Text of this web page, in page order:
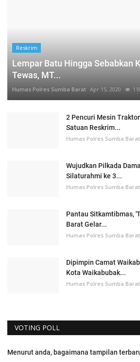
Reskrim
Lempar Batu Hingga Sebabkan
Tewas, MT...
Humas Polres Sumba Barat Apr 15, 2020
2 Pencuri Mesin
Satuan Reskrim...
Humas Polres Sumba Barat
Wujudkan Pilkada
Silaturahmi ke 3...
Humas Polres Sumba Barat
Pantau Sitkamtibmas,
Barat Gelar...
Humas Polres Sumba Barat
Dipimpin Camat
Kota Waikabubak...
Humas Polres Sumba Barat
VOTING POLL
Menurut anda, bagaimana tampilan